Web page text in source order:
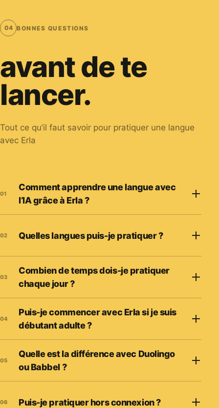
04 BONNES QUESTIONS
avant de te
lancer.
Tout ce qu’il faut savoir pour pratiquer une langue
avec Erla
01
Comment apprendre une langue avec
l’IA grâce à Erla ?
02 Quelles langues puis-je pratiquer ?
03
Combien de temps dois-je pratiquer
chaque jour ?
04
Puis-je commencer avec Erla si je suis
débutant adulte ?
05
Quelle est la différence avec Duolingo
ou Babbel ?
06 Puis-je pratiquer hors connexion ?